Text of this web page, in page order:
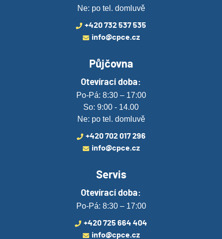
Ne: po tel. domluvě
+420 732 537 535
info@cpce.cz
Půjčovna
Otevírací doba:
Po-Pá: 8:30 – 17:00
So: 9:00 - 14.00
Ne: po tel. domluvě
+420 702 017 296
info@cpce.cz
Servis
Otevírací doba:
Po-Pá: 8:30 – 17:00
+420 725 664 404
info@cpce.cz